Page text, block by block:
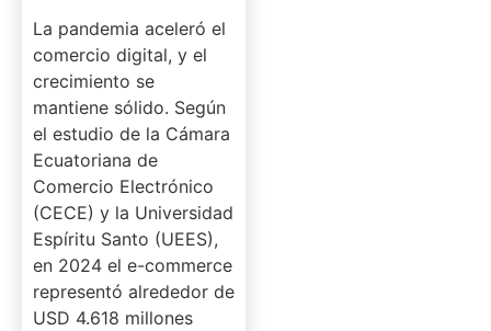
La pandemia aceleró el
comercio digital, y el
crecimiento se
mantiene sólido. Según
el estudio de la Cámara
Ecuatoriana de
Comercio Electrónico
(CECE) y la Universidad
Espíritu Santo (UEES),
en 2024 el e-commerce
representó alrededor de
USD 4.618 millones